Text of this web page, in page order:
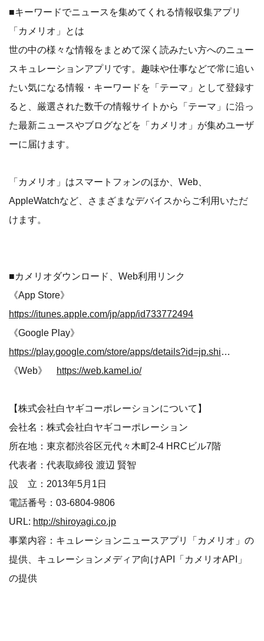
■キーワードでニュースを集めてくれる情報収集アプリ
「カメリオ」とは
世の中の様々な情報をまとめて深く読みたい方へのニュー
スキュレーションアプリです。趣味や仕事などで常に追い
たい気になる情報・キーワードを「テーマ」として登録す
ると、厳選された数千の情報サイトから「テーマ」に沿っ
た最新ニュースやブログなどを「カメリオ」が集めユーザ
ーに届けます。
「カメリオ」はスマートフォンのほか、Web、
AppleWatchなど、さまざまなデバイスからご利用いただ
けます。
■カメリオダウンロード、Web利用リンク
《App Store》
https://itunes.apple.com/jp/app/id733772494
《Google Play》
https://play.google.com/store/apps/details?id=jp.shiroyagi.kamelio&hl=ja
《Web》 https://web.kamel.io/
【株式会社白ヤギコーポレーションについて】
会社名：株式会社白ヤギコーポレーション
所在地：東京都渋谷区元代々木町2-4 HRCビル7階
代表者：代表取締役 渡辺 賢智
設 立：2013年5月1日
電話番号：03-6804-9806
URL: http://shiroyagi.co.jp
事業内容：キュレーションニュースアプリ「カメリオ」の
提供、キュレーションメディア向けAPI「カメリオAPI」
の提供